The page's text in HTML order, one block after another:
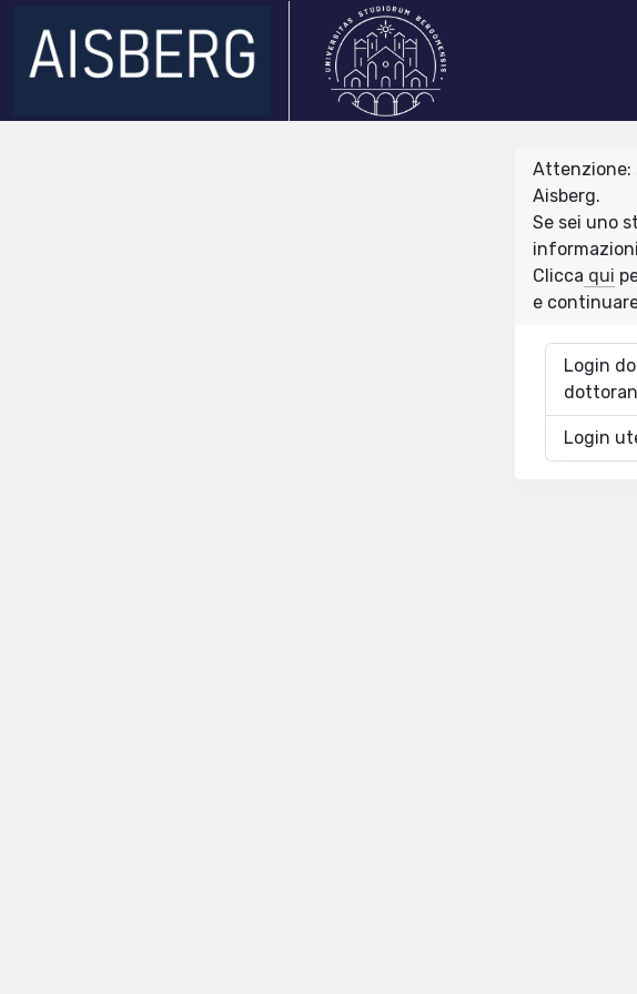
Attenzione:
Aisberg.
Se sei uno
Clicca qui
e
Login
Login